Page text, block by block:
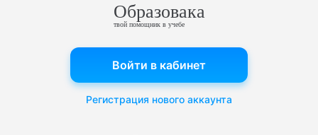
Образовака
твой помощник в учебе
Войти в кабинет
Регистрация нового аккаунта